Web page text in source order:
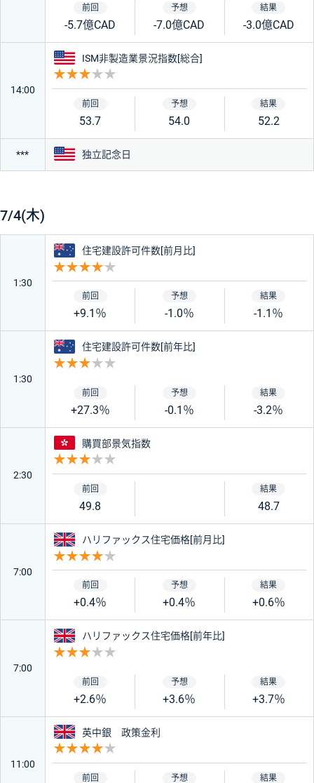
-5.7億CAD -7.0億CAD -3.0億CAD
14:00
アメリカ
ISM非製造業景況指数[総合]
53.7 54.0 52.2
*** アメリカ
独立記念日
7/4(木)
1:30
オーストラリア
住宅建設許可件数[前月比]
+9.1％ -1.0％ -1.1％
1:30
オーストラリア
住宅建設許可件数[前年比]
+27.3％ -0.1％ -3.2％
2:30
香港
購買部景気指数
49.8 48.7
7:00
イギリス
ハリファックス住宅価格[前月比]
+0.4％ +0.4％ +0.6％
7:00
イギリス
ハリファックス住宅価格[前年比]
+2.6％ +3.6％ +3.7％
11:00
イギリス
英中銀 政策金利